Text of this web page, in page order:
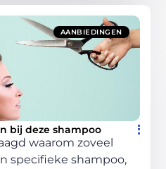
AANBIEDINGEN
bij deze shampoo
waarom zoveel
specifieke shampoo,